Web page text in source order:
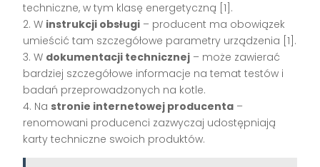
techniczne, w tym klasę energetyczną [1].
2. W instrukcji obsługi – producent ma obowiązek
umieścić tam szczegółowe parametry urządzenia [1].
3. W dokumentacji technicznej – może zawierać
bardziej szczegółowe informacje na temat testów i
badań przeprowadzonych na kotle.
4. Na stronie internetowej producenta –
renomowani producenci zazwyczaj udostępniają
karty techniczne swoich produktów.